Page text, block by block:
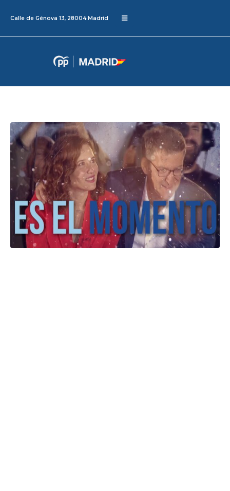
Calle de Génova 13, 28004 Madrid